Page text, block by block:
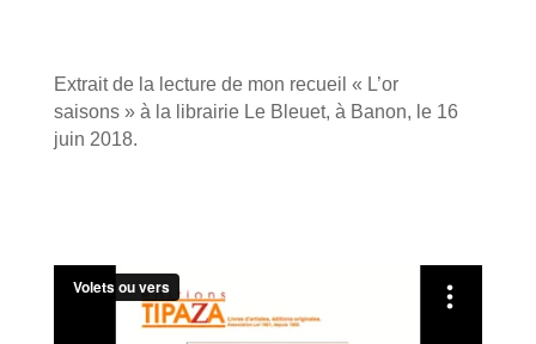
Extrait de la lecture de mon recueil « L’or
saisons » à la librairie Le Bleuet, à Banon, le 16
juin 2018.